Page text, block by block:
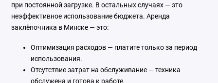
при постоянной загрузке. В остальных случаях — это
неэффективное использование бюджета. Аренда
заклёпочника в Минске — это:
Оптимизация расходов — платите только за период
использования.
Отсутствие затрат на обслуживание — техника
обслужена и готова к работе.